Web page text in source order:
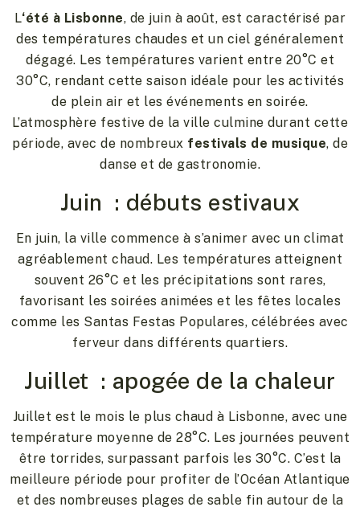
L‘été à Lisbonne, de juin à août, est caractérisé par
des températures chaudes et un ciel généralement
dégagé. Les températures varient entre 20°C et
30°C, rendant cette saison idéale pour les activités
de plein air et les événements en soirée.
L’atmosphère festive de la ville culmine durant cette
période, avec de nombreux festivals de musique, de
danse et de gastronomie.
Juin : débuts estivaux
En juin, la ville commence à s’animer avec un climat
agréablement chaud. Les températures atteignent
souvent 26°C et les précipitations sont rares,
favorisant les soirées animées et les fêtes locales
comme les Santas Festas Populares, célébrées avec
ferveur dans différents quartiers.
Juillet : apogée de la chaleur
Juillet est le mois le plus chaud à Lisbonne, avec une
température moyenne de 28°C. Les journées peuvent
être torrides, surpassant parfois les 30°C. C’est la
meilleure période pour profiter de l’Océan Atlantique
et des nombreuses plages de sable fin autour de la